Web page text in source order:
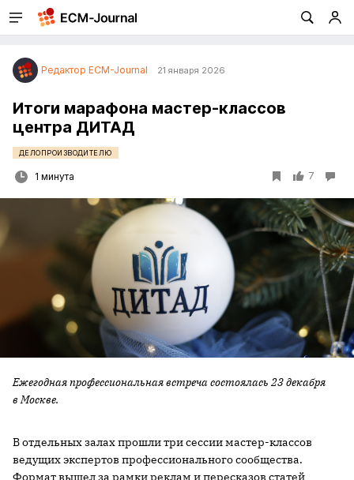
Редактор ECM-Journal 21 января 2026
Итоги марафона мастер-классов
центра ДИТАД
ДЕЛОПРОИЗВОДИТЕЛЮ
1 минута 7
Ежегодная профессиональная встреча состоялась 23 декабря
в Москве.
В отдельных залах прошли три сессии мастер-классов
ведущих экспертов профессионального сообщества.
Формат вышел за рамки реклам и пересказов статей